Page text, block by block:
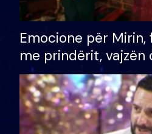
Emocione për
me prindërit, vajzën
bashkëshorten:
divorci apo jo?